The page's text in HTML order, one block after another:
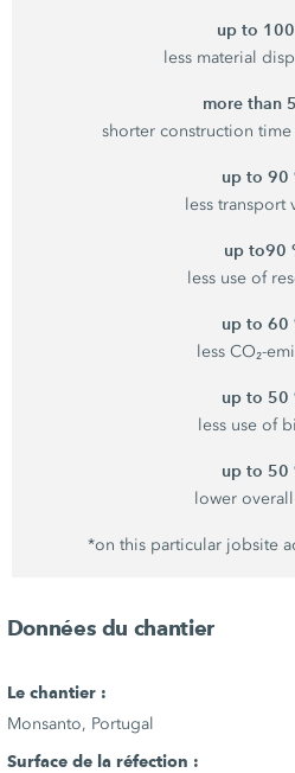
up to
less material
more than
shorter construction
up to 90
less transport
up to90
less use of
up to 60
less CO₂-
up to 50
less use of
up to 50
lower
*on this particular jobsite
Données du chantier
Le chantier :
Monsanto, Portugal
Surface de la réfection :